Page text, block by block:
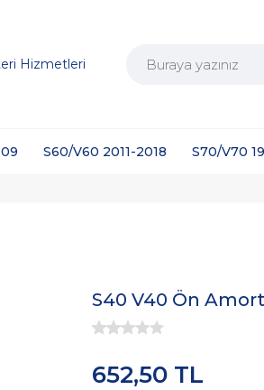
Hizmetleri
S60/V60 2011-2018 S70/V70
S40 V40 Ön
652,50 TL